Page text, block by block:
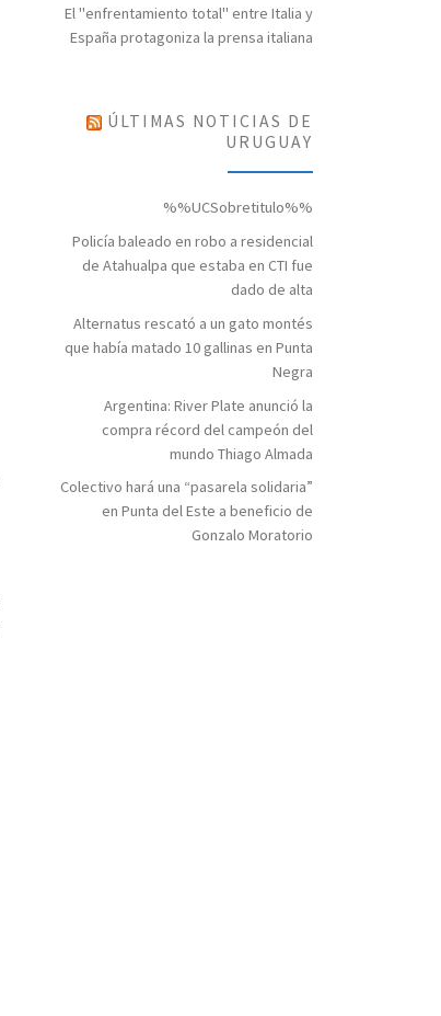
El "enfrentamiento total" entre Italia y
España protagoniza la prensa italiana
ÚLTIMAS NOTICIAS DE
URUGUAY
%%UCSobretitulo%%
Policía baleado en robo a residencial
de Atahualpa que estaba en CTI fue
dado de alta
Alternatus rescató a un gato montés
que había matado 10 gallinas en Punta
Negra
Argentina: River Plate anunció la
compra récord del campeón del
mundo Thiago Almada
Colectivo hará una “pasarela solidaria”
en Punta del Este a beneficio de
Gonzalo Moratorio